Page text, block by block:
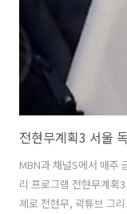
MBN과 채널S에서 매주
리 프로그램 전현무계획
제로 전현무, 곽튜브 그